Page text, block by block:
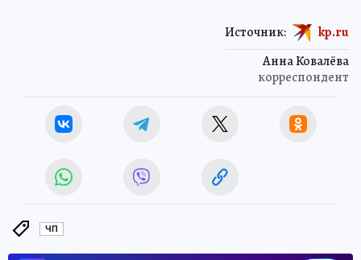
Анна Ковалёва
корреспондент
Источник: kp.ru
ЧП